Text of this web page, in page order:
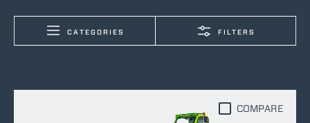
CATEGORIES FILTERS
COMPARE